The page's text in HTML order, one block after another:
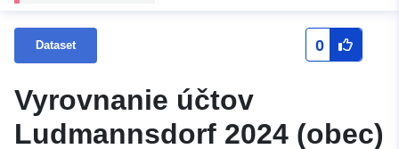
Dataset 0
Vyrovnanie účtov
Ludmannsdorf 2024 (obec)